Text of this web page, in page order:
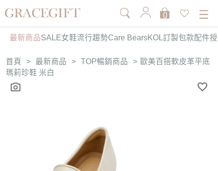
0
最新商品SALE女鞋流行趨勢Care BearsKOL訂製包款配件
首頁 > 最新商品 > TOP暢銷商品 > 歐美百搭軟皮革平底
瑪莉珍鞋 米白